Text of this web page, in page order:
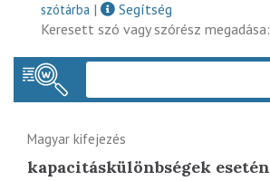
szótárba |
Segítség
Keresett szó vagy szórész megadása:
Magyar kifejezés
kapacitáskülönbségek esetén